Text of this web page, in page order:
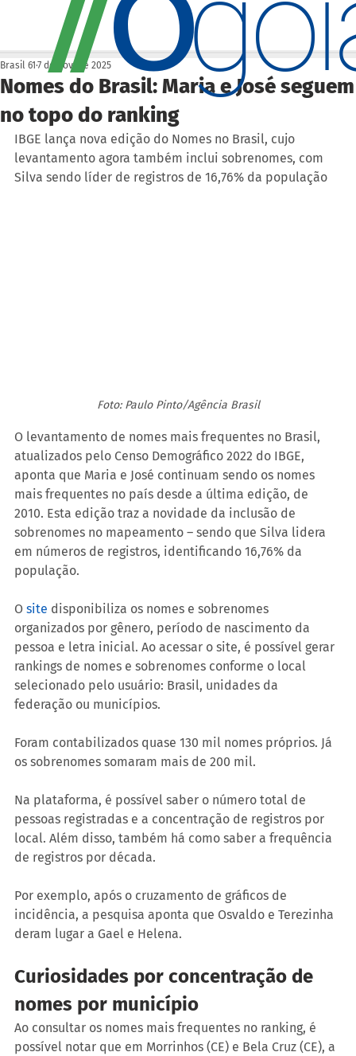
Nomes do Brasil: Maria e José seguem
no topo do ranking
Brasil 61 7 de nov. de 2025
IBGE lança nova edição do Nomes no Brasil, cujo
levantamento agora também inclui sobrenomes, com
Silva sendo líder de registros de 16,76% da população
Foto: Paulo Pinto/Agência Brasil
O levantamento de nomes mais frequentes no Brasil,
atualizados pelo Censo Demográfico 2022 do IBGE,
aponta que Maria e José continuam sendo os nomes
mais frequentes no país desde a última edição, de
2010. Esta edição traz a novidade da inclusão de
sobrenomes no mapeamento – sendo que Silva lidera
em números de registros, identificando 16,76% da
população.
O site disponibiliza os nomes e sobrenomes
organizados por gênero, período de nascimento da
pessoa e letra inicial. Ao acessar o site, é possível gerar
rankings de nomes e sobrenomes conforme o local
selecionado pelo usuário: Brasil, unidades da
federação ou municípios.
Foram contabilizados quase 130 mil nomes próprios. Já
os sobrenomes somaram mais de 200 mil.
Na plataforma, é possível saber o número total de
pessoas registradas e a concentração de registros por
local. Além disso, também há como saber a frequência
de registros por década.
Por exemplo, após o cruzamento de gráficos de
incidência, a pesquisa aponta que Osvaldo e Terezinha
deram lugar a Gael e Helena.
Curiosidades por concentração de
nomes por município
Ao consultar os nomes mais frequentes no ranking, é
possível notar que em Morrinhos (CE) e Bela Cruz (CE), a